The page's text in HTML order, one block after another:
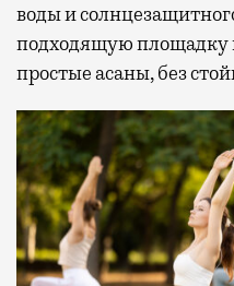
воды и
подходящую площадку
простые асаны, без